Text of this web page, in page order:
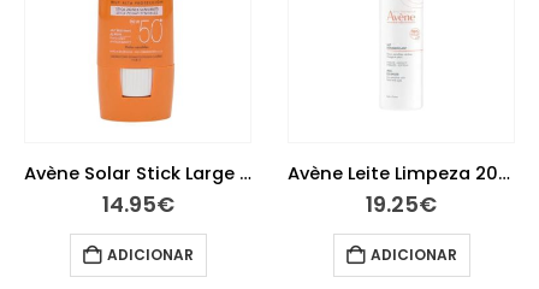
Avène Solar Stick Large 50+ 8g
14.95€
ADICIONAR
Avène Leite Limpeza 200 ml
19.25€
ADICIONAR